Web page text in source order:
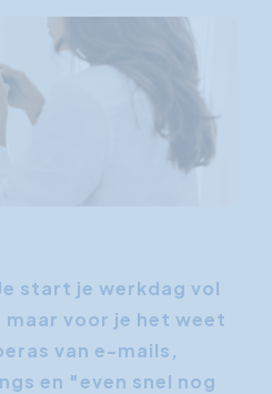
start je werkdag vol
voor je het weet
van e-mails,
en "even snel nog